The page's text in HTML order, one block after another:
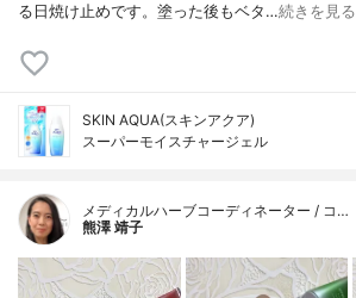
る日焼け止めです。塗った後もベタ…続きを見る
SKIN AQUA(スキンアクア)
スーパーモイスチャージェル
メディカルハーブコーディネーター / コ…
熊澤 靖子